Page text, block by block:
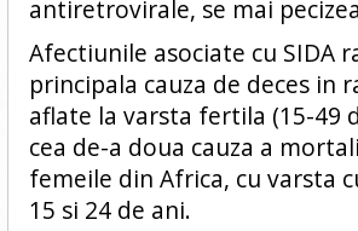
antiretrovirale, se mai
Afectiunile asociate cu SIDA
principala cauza de deces in
aflate la varsta fertila (15-49
cea de-a doua cauza a
femeile din Africa, cu varsta
15 si 24 de ani.